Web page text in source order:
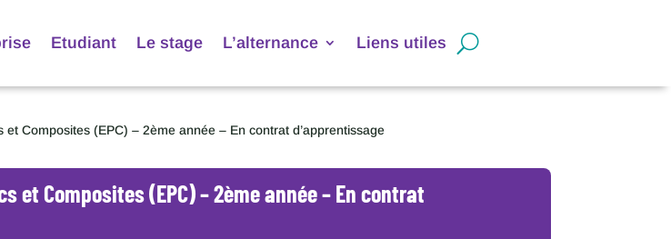
Etudiant Le stage L’alternance Liens utiles
Composites (EPC) – 2ème année – En contrat d’apprentissage
et Composites (EPC) – 2ème année – En contrat